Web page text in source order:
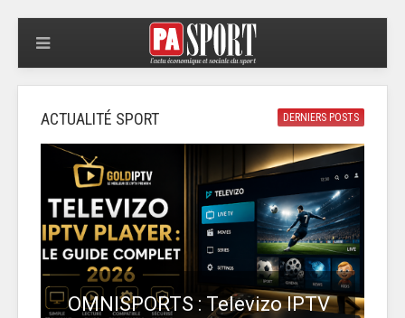
DERNIERS POSTS
ACTUALITÉ SPORT
OMNISPORTS : Televizo IPTV